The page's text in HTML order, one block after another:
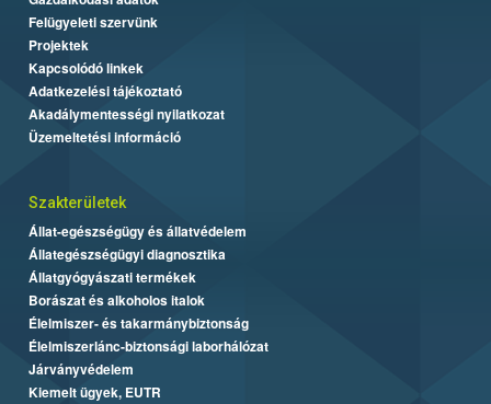
Felügyeleti szervünk
Projektek
Kapcsolódó linkek
Adatkezelési tájékoztató
Akadálymentességi nyilatkozat
Üzemeltetési információ
Szakterületek
Állat-egészségügy és állatvédelem
Állategészségügyi diagnosztika
Állatgyógyászati termékek
Borászat és alkoholos italok
Élelmiszer- és takarmánybiztonság
Élelmiszerlánc-biztonsági laborhálózat
Járványvédelem
Kiemelt ügyek, EUTR